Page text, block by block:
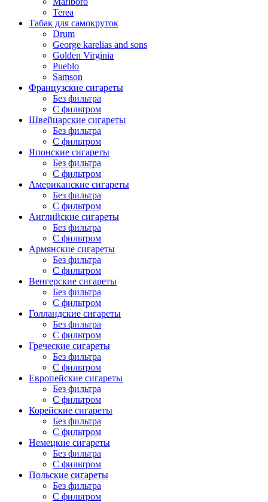
Terea
Табак для самокруток
Drum
George karelias and sons
Golden Virginia
Pueblo
Samson
Французские сигареты
Без фильтра
С фильтром
Швейцарские сигареты
Без фильтра
С фильтром
Японские сигареты
Без фильтра
С фильтром
Американские сигареты
Без фильтра
С фильтром
Английские сигареты
Без фильтра
С фильтром
Армянские сигареты
Без фильтра
С фильтром
Венгерские сигареты
Без фильтра
С фильтром
Голландские сигареты
Без фильтра
С фильтром
Греческие сигареты
Без фильтра
С фильтром
Европейские сигареты
Без фильтра
С фильтром
Корейские сигареты
Без фильтра
С фильтром
Немецкие сигареты
Без фильтра
С фильтром
Польские сигареты
Без фильтра
С фильтром